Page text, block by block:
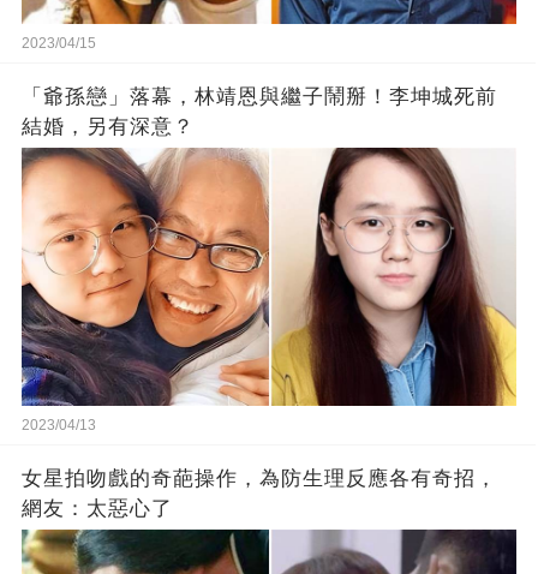
2023/04/15
「爺孫戀」落幕，林靖恩與繼子鬧掰！李坤城死前
結婚，另有深意？
2023/04/13
女星拍吻戲的奇葩操作，為防生理反應各有奇招，
網友：太惡心了